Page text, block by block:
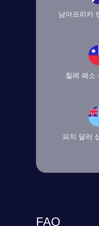
남아프리카
칠레 페소
피지 달러
FAQ